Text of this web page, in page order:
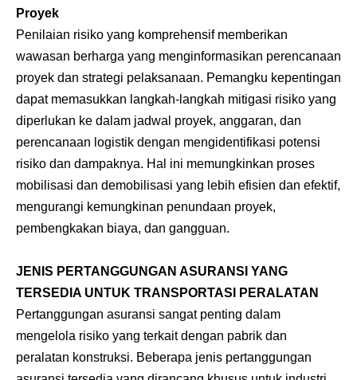
Proyek
Penilaian risiko yang komprehensif memberikan
wawasan berharga yang menginformasikan perencanaan
proyek dan strategi pelaksanaan. Pemangku kepentingan
dapat memasukkan langkah-langkah mitigasi risiko yang
diperlukan ke dalam jadwal proyek, anggaran, dan
perencanaan logistik dengan mengidentifikasi potensi
risiko dan dampaknya. Hal ini memungkinkan proses
mobilisasi dan demobilisasi yang lebih efisien dan efektif,
mengurangi kemungkinan penundaan proyek,
pembengkakan biaya, dan gangguan.
JENIS PERTANGGUNGAN ASURANSI YANG
TERSEDIA UNTUK TRANSPORTASI PERALATAN
Pertanggungan asuransi sangat penting dalam
mengelola risiko yang terkait dengan pabrik dan
peralatan konstruksi. Beberapa jenis pertanggungan